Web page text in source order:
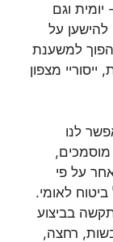
וגם
להישען על
למשענת
מצפון
לנו
על פי
לאומי.
בביצוע
רחצה,